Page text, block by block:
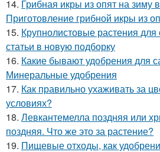
14. Грибная икры из опят на зиму
Приготовление грибной икры из
15. Крупнолистовые растения
статьи в новую подборку
16. Какие бывают удобрения для
Минеральные удобрения
17. Как правильно ухаживать за
условиях?
18. Левкантемелла поздняя или
поздняя. Что же это за растение?
19. Пищевые отходы, как